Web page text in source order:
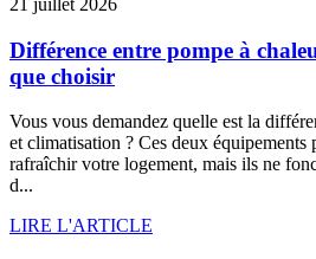
21 juillet 2026
Différence entre pompe à
que choisir
Vous vous demandez quelle est la
et climatisation ? Ces deux équipements
rafraîchir votre logement, mais ils ne
d...
LIRE L'ARTICLE